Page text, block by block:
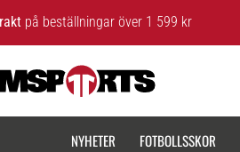
på beställningar över 1 599 kr
NYHETER FOTBOLLSSKOR